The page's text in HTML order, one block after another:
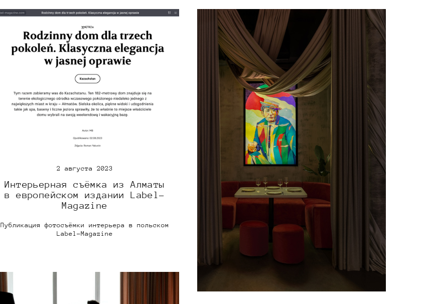
2 августа 2023
Интерьерная съёмка из Алматы
в европейском издании Label-
Magazine
Публикация фотосъёмки интерьера в польском
Label-Magazine